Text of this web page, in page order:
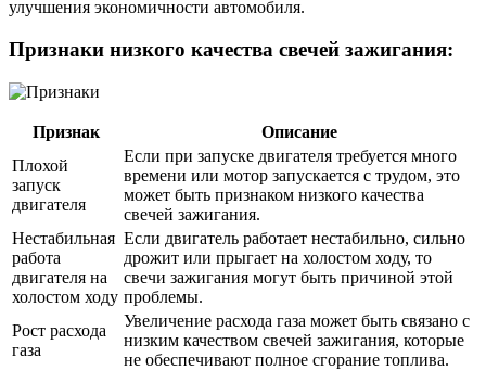
улучшения экономичности автомобиля.
Признаки низкого качества свечей зажигания:
Признак
Описание
Плохой
запуск
двигателя
Если при запуске двигателя требуется много
времени или мотор запускается с трудом, это
может быть признаком низкого качества
свечей зажигания.
Нестабильная
работа
двигателя на
холостом ходу
Если двигатель работает нестабильно, сильно
дрожит или прыгает на холостом ходу, то
свечи зажигания могут быть причиной этой
проблемы.
Рост расхода
газа
Увеличение расхода газа может быть связано с
низким качеством свечей зажигания, которые
не обеспечивают полное сгорание топлива.